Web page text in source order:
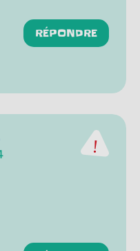
réactions
RÉPONDRE